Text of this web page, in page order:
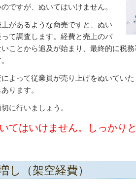
ですが、ぬいてはいけません。
があるような商売ですと、ぬい
て調査します。経費と売上のバ
ことから追及が始まり、最終的に税
によって従業員が売り上げをぬいてい
ります。
に行いましょう。
てはいけません。しっかり
し（架空経費）